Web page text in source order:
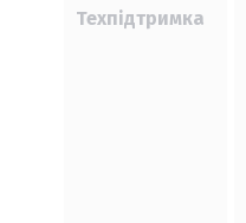
Техпідтримка